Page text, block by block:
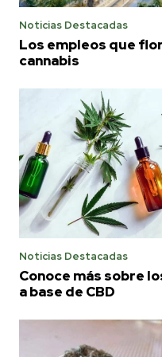
Noticias Destacadas
Los empleos que
cannabis
Noticias Destacadas
Conoce más sobre
a base de CBD